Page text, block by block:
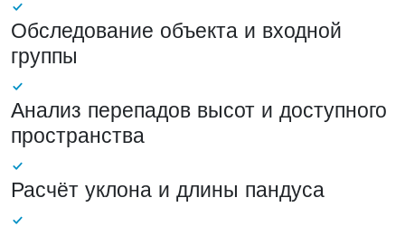
Обследование объекта и входной
группы
Анализ перепадов высот и доступного
пространства
Расчёт уклона и длины пандуса